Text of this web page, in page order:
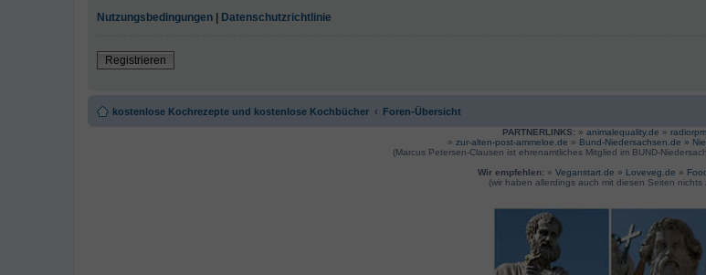
Nutzungsbedingungen
Datenschutzrichtlinie
Registrieren
kostenlose Kochrezepte und kostenlose Kochbücher Foren-Übersicht
PARTNERLINKS: » animalequality.de »
» zur-alten-post-ammeloe.de » Bund-Niedersachsen.de »
(Marcus Petersen-Clausen ist ehrenamtliches Mitglied im BUND-
Wir empfehlen: » Veganstart.de » Loveveg.de »
(wir haben allerdings auch mit diesen Seiten nichts